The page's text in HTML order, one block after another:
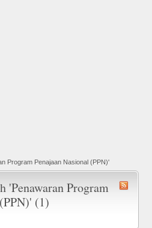
Program Penajaan Nasional (PPN)'
'Penawaran Program
(1)